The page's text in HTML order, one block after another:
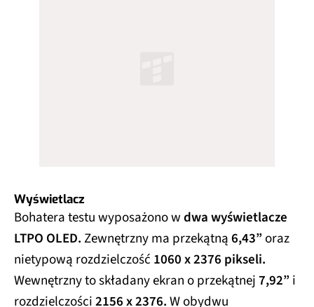
Wyświetlacz
Bohatera testu wyposażono wdwa wyświetlacze
LTPO OLED.Zewnętrzny ma przekątną6,43”oraz
nietypową rozdzielczość 1060 x 2376 pikseli.
Wewnętrzny to składany ekran o przekątnej7,92” i
rozdzielczości2156 x 2376.W obydwu